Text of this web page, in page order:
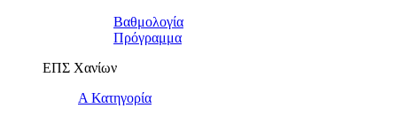
Βαθμολογία
Πρόγραμμα
ΕΠΣ Χανίων
Α Κατηγορία